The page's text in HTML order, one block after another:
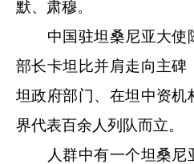
默、肃穆。
中国驻坦桑尼亚大使
部长卡坦比并肩走向主碑
坦政府部门、在坦中资机
界代表百余人列队而立。
人群中有一个坦桑尼